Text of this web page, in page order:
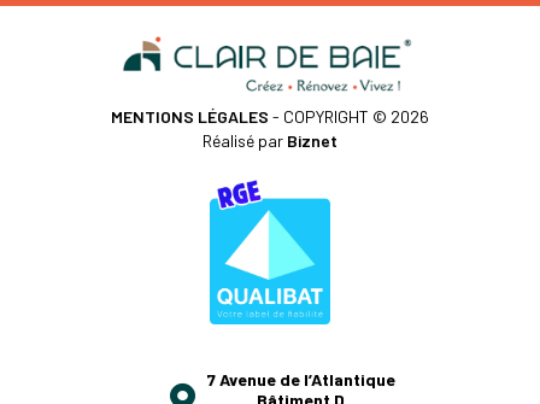
7 Avenue de l’Atlantique
MENTIONS LÉGALES - COPYRIGHT © 2026
Réalisé par Biznet